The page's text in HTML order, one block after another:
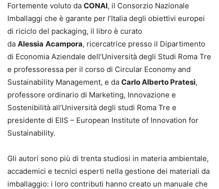
Fortemente voluto da CONAI, il Consorzio Nazionale
Imballaggi che è garante per l’Italia degli obiettivi europei
di riciclo del packaging, il libro è curato
da Alessia Acampora, ricercatrice presso il Dipartimento
di Economia Aziendale dell’Università degli Studi Roma Tre
e professoressa per il corso di Circular Economy and
Sustainability Management, e da Carlo Alberto Pratesi,
professore ordinario di Marketing, Innovazione e
Sostenibilità all’Università degli studi Roma Tre e
presidente di EIIS – European Institute of Innovation for
Sustainability.
Gli autori sono più di trenta studiosi in materia ambientale,
accademici e tecnici esperti nella gestione dei materiali da
imballaggio: i loro contributi hanno creato un manuale che